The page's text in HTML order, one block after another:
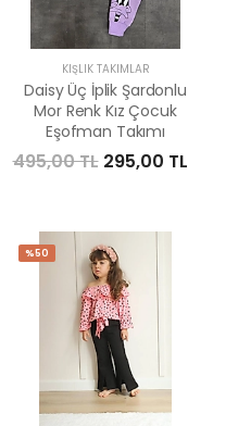
KIŞLIK TAKIMLAR
Daisy Üç İplik Şardonlu
Mor Renk Kız Çocuk
Eşofman Takımı
495,00 TL 295,00 TL
%50